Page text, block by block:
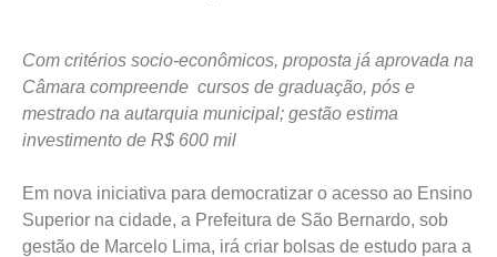
Com critérios socio-econômicos, proposta já aprovada na
Câmara compreende cursos de graduação, pós e
mestrado na autarquia municipal; gestão estima
investimento de R$ 600 mil
Em nova iniciativa para democratizar o acesso ao Ensino
Superior na cidade, a Prefeitura de São Bernardo, sob
gestão de Marcelo Lima, irá criar bolsas de estudo para a